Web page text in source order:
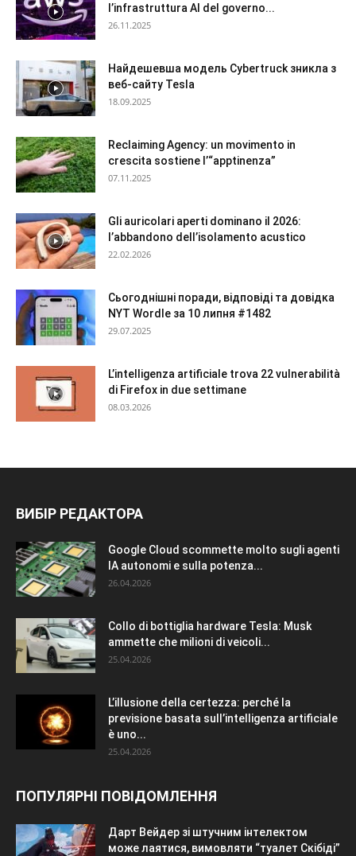
l’infrastruttura AI del governo...
26.11.2025
Найдешевша модель Cybertruck зникла з
веб-сайту Tesla
18.09.2025
Reclaiming Agency: un movimento in
crescita sostiene l’“apptinenza”
07.11.2025
Gli auricolari aperti dominano il 2026:
l’abbandono dell’isolamento acustico
22.02.2026
Сьогоднішні поради, відповіді та довідка
NYT Wordle за 10 липня #1482
29.07.2025
L’intelligenza artificiale trova 22 vulnerabilità
di Firefox in due settimane
08.03.2026
ВИБІР РЕДАКТОРА
Google Cloud scommette molto sugli agenti
IA autonomi e sulla potenza...
26.04.2026
Collo di bottiglia hardware Tesla: Musk
ammette che milioni di veicoli...
25.04.2026
L’illusione della certezza: perché la
previsione basata sull’intelligenza artificiale
è uno...
25.04.2026
ПОПУЛЯРНІ ПОВІДОМЛЕННЯ
Дарт Вейдер зі штучним інтелектом
може лаятися, вимовляти “туалет Скібіді”